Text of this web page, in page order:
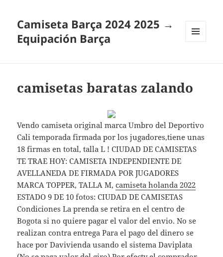
Camiseta Barça 2024 2025 →
Equipación Barça
camisetas baratas zalando
Vendo camiseta original marca Umbro del Deportivo
Cali temporada firmada por los jugadores,tiene unas
18 firmas en total, talla L ! CIUDAD DE CAMISETAS
TE TRAE HOY: CAMISETA INDEPENDIENTE DE
AVELLANEDA DE FIRMADA POR JUGADORES
MARCA TOPPER, TALLA M,camiseta holanda 2022
ESTADO 9 DE 10 fotos: CIUDAD DE CAMISETAS
Condiciones La prenda se retira en el centro de
Bogota si no quiere pagar el valor del envio. No se
realizan contra entrega Para el pago del dinero se
hace por Davivienda usando el sistema Daviplata